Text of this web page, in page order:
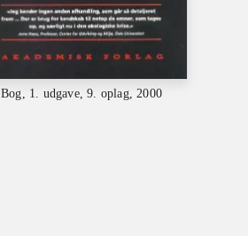
Bog, 1. udgave, 9. oplag, 2000